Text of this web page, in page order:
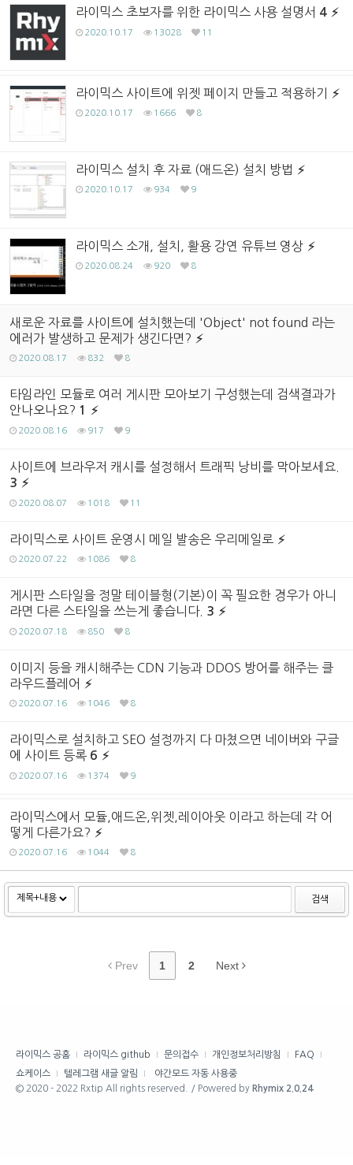
라이믹스 초보자를 위한 라이믹스 사용 설명서 4
2020.10.17 13028 11
라이믹스 사이트에 위젯 페이지 만들고 적용하기
2020.10.17 1666 8
라이믹스 설치 후 자료 (애드온) 설치 방법
2020.10.17 934 9
라이믹스 소개, 설치, 활용 강연 유튜브 영상
2020.08.24 920 8
새로운 자료를 사이트에 설치했는데 'Object' not found 라는
에러가 발생하고 문제가 생긴다면?
2020.08.17 832 8
타임라인 모듈로 여러 게시판 모아보기 구성했는데 검색결과가
안나오나요? 1
2020.08.16 917 9
사이트에 브라우저 캐시를 설정해서 트래픽 낭비를 막아보세요.
3
2020.08.07 1018 11
라이믹스로 사이트 운영시 메일 발송은 우리메일로
2020.07.22 1086 8
게시판 스타일을 정말 테이블형(기본)이 꼭 필요한 경우가 아니
라면 다른 스타일을 쓰는게 좋습니다.
3
2020.07.18 850 8
이미지 등을 캐시해주는 CDN 기능과 DDOS 방어를 해주는 클
라우드플레어
2020.07.16 1046 8
라이믹스로 설치하고 SEO 설정까지 다 마쳤으면 네이버와 구글
에 사이트 등록 6
2020.07.16 1374 9
라이믹스에서 모듈,애드온,위젯,레이아웃 이라고 하는데 각 어
떻게 다른가요?
2020.07.16 1044 8
검색
Prev 1 2 Next
라이믹스 공홈 라이믹스 github 문의접수 개인정보처리방침
FAQ
쇼케이스
텔레그램 새글 알림
야간모드 자동 사용중
© 2020 - 2022 Rxtip All rights reserved. / Powered by Rhymix 2.0.24